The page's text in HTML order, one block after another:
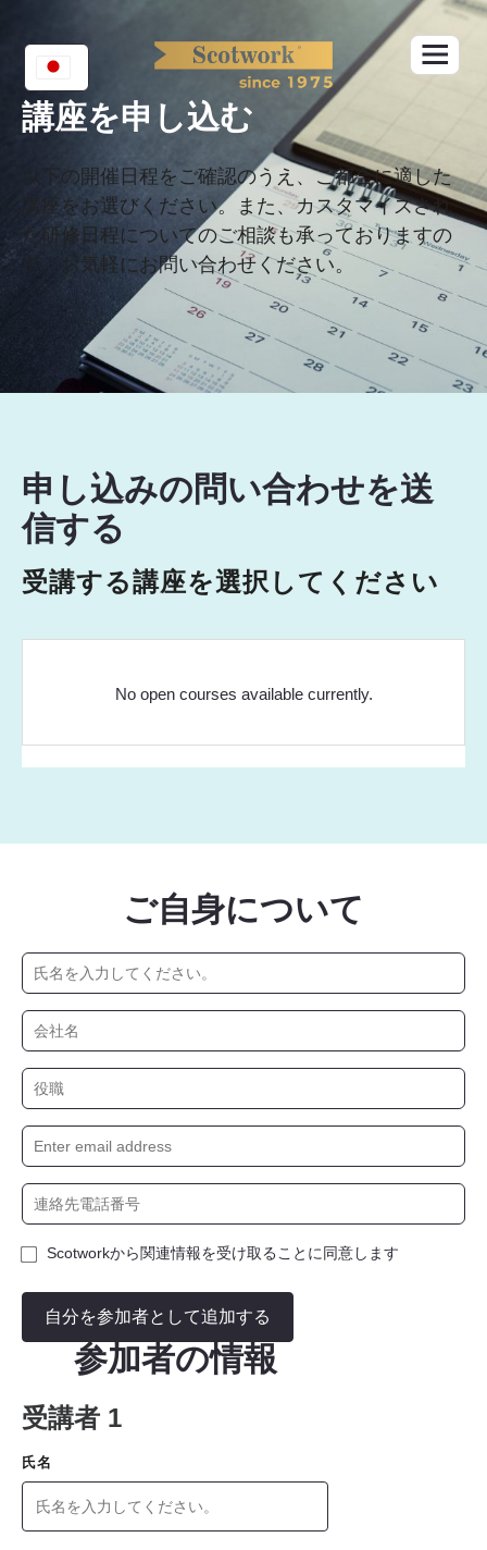
content
講座を申し込む
以下の開催日程をご確認のうえ、ご都合に適した
講座をお選びください。また、カスタマイズされ
た研修日程についてのご相談も承っておりますの
で、お気軽にお問い合わせください。
申し込みの問い合わせを送
信する
受講する講座を選択してください
No open courses available currently.
ご自身について
Scotworkから関連情報を受け取ることに同意します
自分を参加者として追加する
参加者の情報
受講者 1
氏名